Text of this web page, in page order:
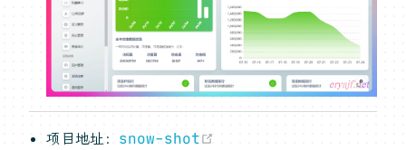
项目地址： snow-shot